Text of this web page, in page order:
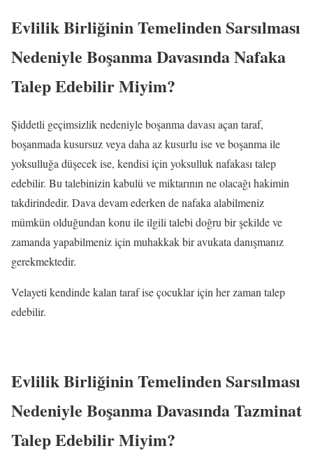
Evlilik Birliğinin Temelinden Sarsılması
Nedeniyle Boşanma Davasında Nafaka
Talep Edebilir Miyim?
Şiddetli geçimsizlik nedeniyle boşanma davası açan taraf,
boşanmada kusursuz veya daha az kusurlu ise ve boşanma ile
yoksulluğa düşecek ise, kendisi için yoksulluk nafakası talep
edebilir. Bu talebinizin kabulü ve miktarının ne olacağı hakimin
takdirindedir. Dava devam ederken de nafaka alabilmeniz
mümkün olduğundan konu ile ilgili talebi doğru bir şekilde ve
zamanda yapabilmeniz için muhakkak bir avukata danışmanız
gerekmektedir.
Velayeti kendinde kalan taraf ise çocuklar için her zaman talep
edebilir.
Evlilik Birliğinin Temelinden Sarsılması
Nedeniyle Boşanma Davasında Tazminat
Talep Edebilir Miyim?